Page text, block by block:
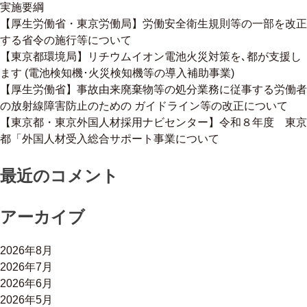
実施要綱
【厚生労働省・東京労働局】労働安全衛生規則等の一部を改正
する省令の施行等について
【東京都環境局】リチウムイオン電池火災対策を､都が支援し
ます (電池検知機･火災検知機等の導入補助事業)
【厚生労働省】事故由来廃棄物等の処分業務に従事する労働者
の放射線障害防止のための ガイドライン等の改正について
【東京都・東京外国人材採用ナビセンター】令和８年度 東京
都「外国人材受入総合サポート事業について
最近のコメント
アーカイブ
2026年8月
2026年7月
2026年6月
2026年5月